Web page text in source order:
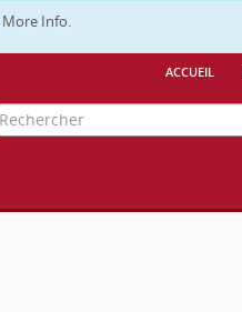
More Info.
accueil